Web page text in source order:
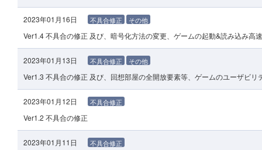
2023年01月16日 不具合修正 その他
Ver1.4 不具合の修正 及び、暗号化方法の変更、ゲームの起動&読み込み高
2023年01月13日 不具合修正 その他
Ver1.3 不具合の修正 及び、回想部屋の全開放要素等、ゲームのユーザビリ
2023年01月12日 不具合修正
Ver1.2 不具合の修正
2023年01月11日 不具合修正